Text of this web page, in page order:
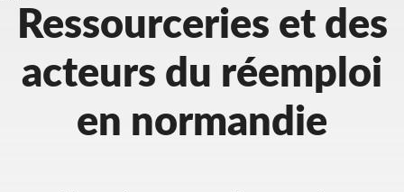
Ressourceries et des
acteurs du réemploi
en normandie